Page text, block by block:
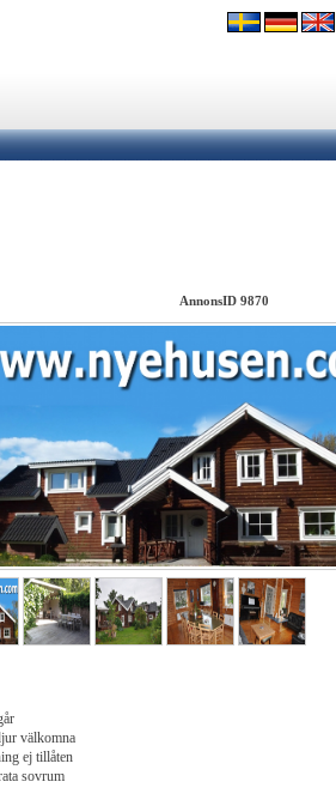
AnnonsID 9870
välkomna
ej tillåten
sovrum